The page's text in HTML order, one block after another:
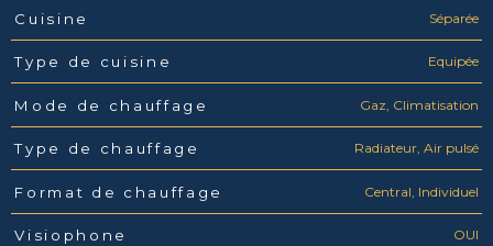
Cuisine Séparée
Type de cuisine Equipée
Mode de chauffage Gaz, Climatisation
Type de chauffage Radiateur, Air pulsé
Format de chauffage Central, Individuel
Visiophone OUI